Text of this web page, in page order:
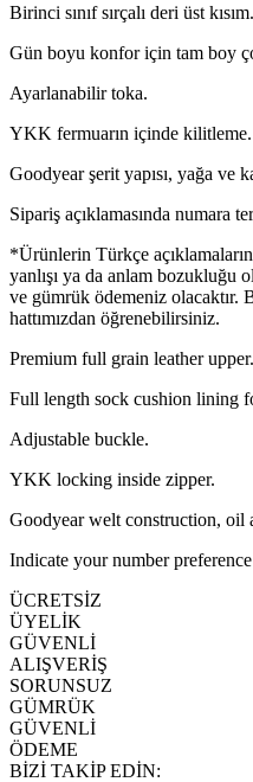
Birinci sınıf sırçalı deri üst kısım.
Gün boyu konfor için tam boy
Ayarlanabilir toka.
YKK fermuarın içinde kilitleme.
Goodyear şerit yapısı, yağa ve
Sipariş açıklamasında numara
*Ürünlerin Türkçe
yanlışı ya da anlam bozukluğu
ve gümrük ödemeniz olacaktır.
hattımızdan öğrenebilirsiniz.
Premium full grain leather upper.
Full length sock cushion lining
Adjustable buckle.
YKK locking inside zipper.
Goodyear welt construction, oil
Indicate your number
ÜCRETSİZ
ÜYELİK
GÜVENLİ
ALIŞVERİŞ
SORUNSUZ
GÜMRÜK
GÜVENLİ
ÖDEME
BİZİ TAKİP EDİN: